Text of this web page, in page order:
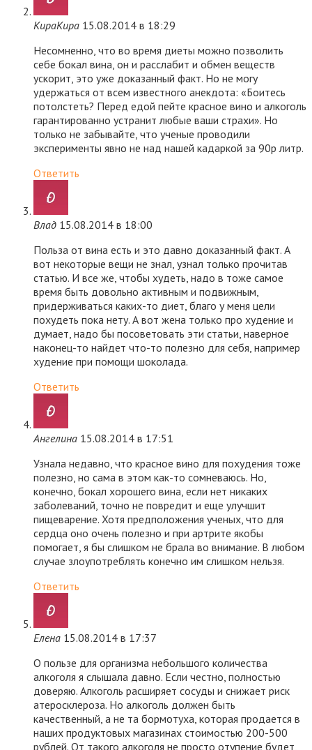
КираКира 15.08.2014 в 18:29
Несомненно, что во время диеты можно позволить
себе бокал вина, он и расслабит и обмен веществ
ускорит, это уже доказанный факт. Но не могу
удержаться от всем известного анекдота: «Боитесь
потолстеть? Перед едой пейте красное вино и алкоголь
гарантированно устранит любые ваши страхи». Но
только не забывайте, что ученые проводили
эксперименты явно не над нашей кадаркой за 90р литр.
Ответить
Влад 15.08.2014 в 18:00
Польза от вина есть и это давно доказанный факт. А
вот некоторые вещи не знал, узнал только прочитав
статью. И все же, чтобы худеть, надо в тоже самое
время быть довольно активным и подвижным,
придерживаться каких-то диет, благо у меня цели
похудеть пока нету. А вот жена только про худение и
думает, надо бы посоветовать эти статьи, наверное
наконец-то найдет что-то полезно для себя, например
худение при помощи шоколада.
Ответить
Ангелина 15.08.2014 в 17:51
Узнала недавно, что красное вино для похудения тоже
полезно, но сама в этом как-то сомневаюсь. Но,
конечно, бокал хорошего вина, если нет никаких
заболеваний, точно не повредит и еще улучшит
пищеварение. Хотя предположения ученых, что для
сердца оно очень полезно и при артрите якобы
помогает, я бы слишком не брала во внимание. В любом
случае злоупотреблять конечно им слишком нельзя.
Ответить
Елена 15.08.2014 в 17:37
О пользе для организма небольшого количества
алкоголя я слышала давно. Если честно, полностью
доверяю. Алкоголь расширяет сосуды и снижает риск
атеросклероза. Но алкоголь должен быть
качественный, а не та бормотуха, которая продается в
наших продуктовых магазинах стоимостью 200-500
рублей. От такого алкоголя не просто отупение будет,